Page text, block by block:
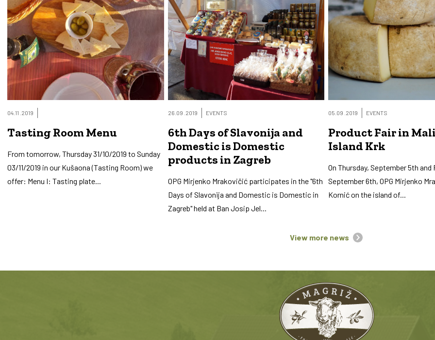
04.11 .2019
Tasting Room Menu
From tomorrow, Thursday 31/10/2019 to Sunday
03/11/2019 in our Kušaona (Tasting Room) we
offer: Menu I: Tasting plate...
26.09 .2019 EVENTS
6th Days of Slavonija and
Domestic is Domestic
products in Zagreb
OPG Mirjenko Mrakovičić participates in the "6th
Days of Slavonija and Domestic is Domestic in
Zagreb" held at Ban Josip Jel...
05.09 .2019 EVENTS
Product Fair in
Island Krk
On Thursday, September 5th and
September 6th, OPG Mirjenko
Kornić on the island of...
View more news